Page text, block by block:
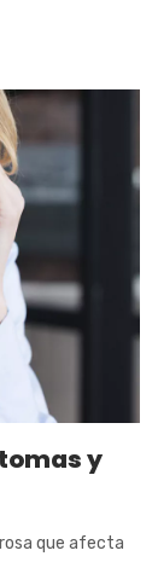
y
que afecta